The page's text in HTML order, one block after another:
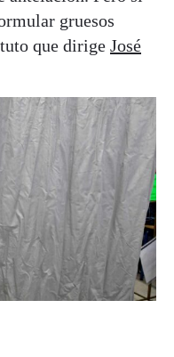
gruesos
que dirige José